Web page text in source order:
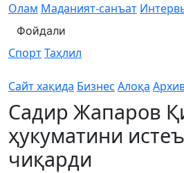
Олам Маданият-санъат
Фойдали
СпортТаҳлил
Сайт хақида Бизнес Алоқа
Садир Жапаров
ҳукуматини
чиқарди